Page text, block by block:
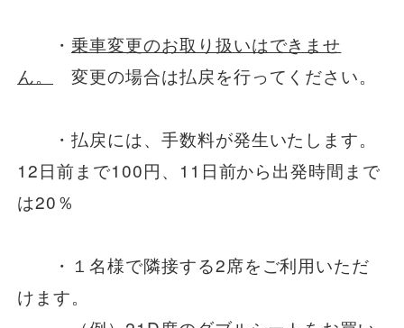
・ 乗車変更のお取り扱いはできませ
ん。
変更の場合は払戻を行ってください。
・払戻には、手数料が発生いたします。
12日前まで100円、11日前から出発時間まで
は20％
・１名様で隣接する2席をご利用いただ
けます。